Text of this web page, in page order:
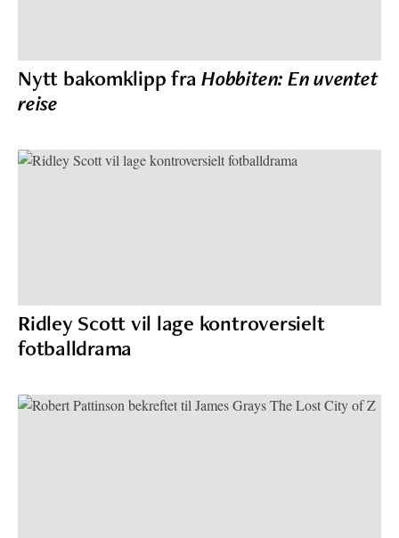
Nytt bakomklipp fraHobbiten: En uventet
reise
Ridley Scott vil lage kontroversielt
fotballdrama